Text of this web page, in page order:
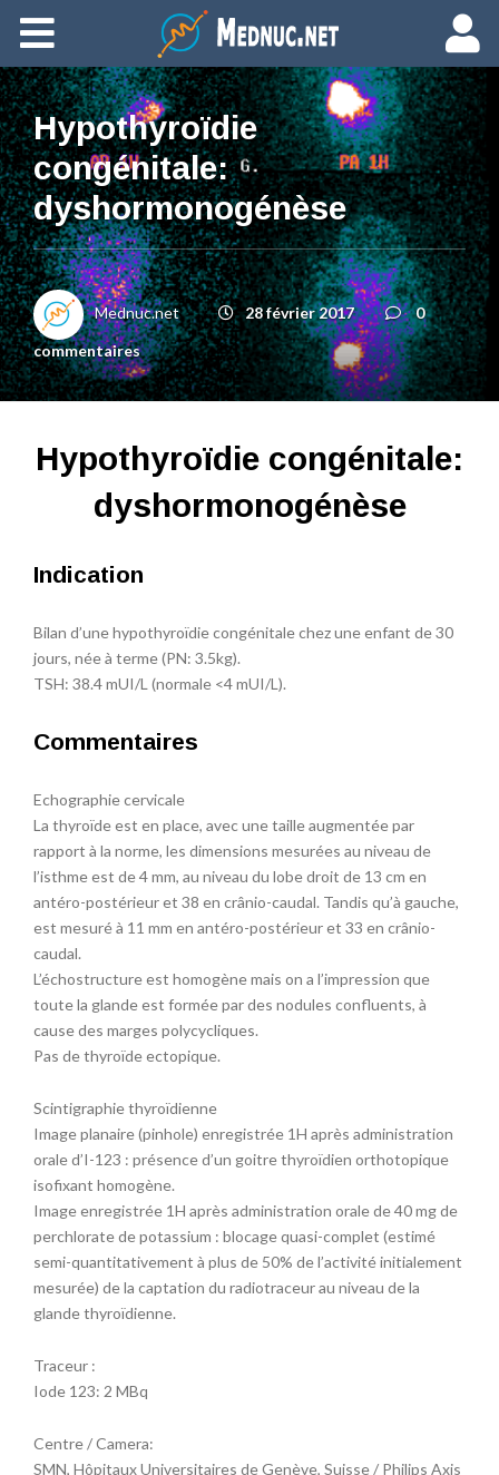
Ajouter du contenu
Hypothyroïdie
congénitale:
dyshormonogénèse
Mednuc.net 28 février 2017
0
commentaires
Hypothyroïdie congénitale:
dyshormonogénèse
Indication
Bilan d’une hypothyroïdie congénitale chez une enfant de 30
jours, née à terme (PN: 3.5kg).
TSH: 38.4 mUI/L (normale <4 mUI/L).
Commentaires
Echographie cervicale
La thyroïde est en place, avec une taille augmentée par
rapport à la norme, les dimensions mesurées au niveau de
l’isthme est de 4 mm, au niveau du lobe droit de 13 cm en
antéro-postérieur et 38 en crânio-caudal. Tandis qu’à gauche,
est mesuré à 11 mm en antéro-postérieur et 33 en crânio-
caudal.
L’échostructure est homogène mais on a l’impression que
toute la glande est formée par des nodules confluents, à
cause des marges polycycliques.
Pas de thyroïde ectopique.
Scintigraphie thyroïdienne
Image planaire (pinhole) enregistrée 1H après administration
orale d’I-123 : présence d’un goitre thyroïdien orthotopique
isofixant homogène.
Image enregistrée 1H après administration orale de 40 mg de
perchlorate de potassium : blocage quasi-complet (estimé
semi-quantitativement à plus de 50% de l’activité initialement
mesurée) de la captation du radiotraceur au niveau de la
glande thyroïdienne.
Traceur :
Iode 123: 2 MBq
Centre / Camera:
SMN, Hôpitaux Universitaires de Genève, Suisse / Philips Axis